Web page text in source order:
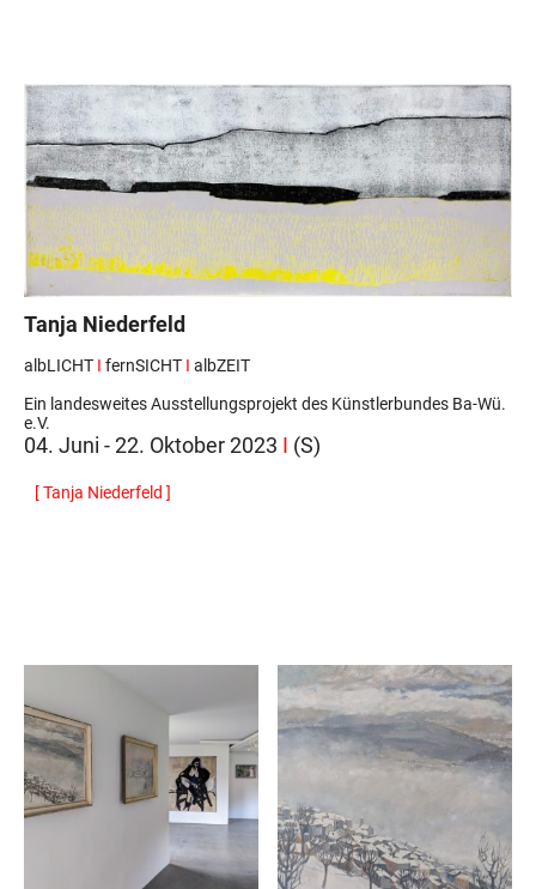
Tanja Niederfeld
albLICHT I fernSICHT I albZEIT
Ein landesweites Ausstellungsprojekt des Künstlerbundes Ba-Wü.
e.V.
04. Juni - 22. Oktober 2023 I (S)
[ Tanja Niederfeld ]